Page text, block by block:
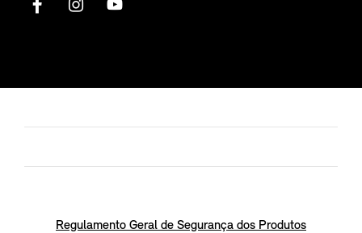
Regulamento Geral de Segurança dos Produtos